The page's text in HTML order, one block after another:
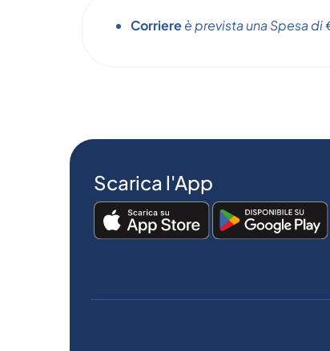
Corriereè prevista una Spesa
Scarica l'App